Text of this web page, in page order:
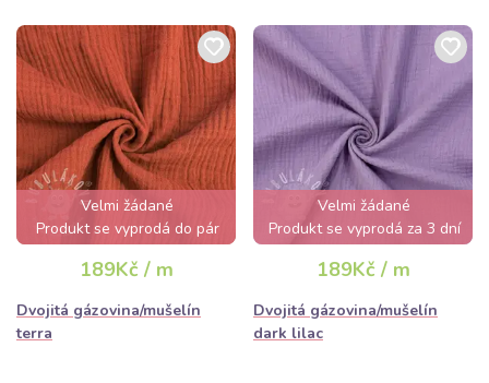
Velmi žádané
Produkt se vyprodá do pár
hodin
189Kč / m
Dvojitá gázovina/mušelín
terra
Velmi žádané
Produkt se vyprodá za 3 dní
189Kč / m
Dvojitá gázovina/mušelín
dark lilac